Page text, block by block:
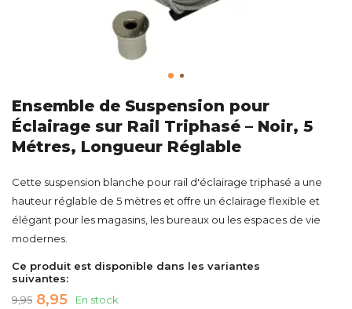
Ensemble de Suspension pour
Éclairage sur Rail Triphasé – Noir, 5
Métres, Longueur Réglable
Cette suspension blanche pour rail d'éclairage triphasé a une
hauteur réglable de 5 mètres et offre un éclairage flexible et
élégant pour les magasins, les bureaux ou les espaces de vie
modernes.
Ce produit est disponible dans les variantes
suivantes:
9,95 8,95
En stock